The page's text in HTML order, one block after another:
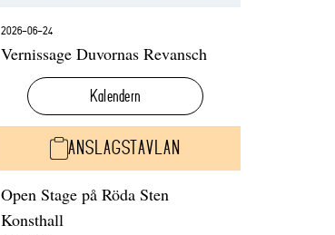
2026-06-24
Vernissage Duvornas Revansch
Kalendern
ANSLAGSTAVLAN
Open Stage på Röda Sten
Konsthall